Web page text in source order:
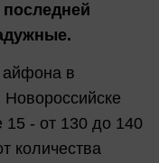
айфона в
Новороссийске
- от 130 до 140
количества